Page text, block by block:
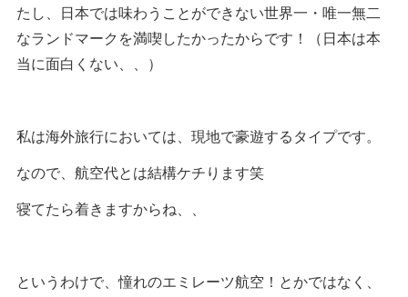
たし、日本では味わうことができない世界一・唯一無二
なランドマークを満喫したかったからです！（日本は本
当に面白くない、、）
私は海外旅行においては、現地で豪遊するタイプです。
なので、航空代とは結構ケチります笑
寝てたら着きますからね、、
というわけで、憧れのエミレーツ航空！とかではなく、